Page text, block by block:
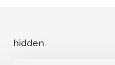
hidden